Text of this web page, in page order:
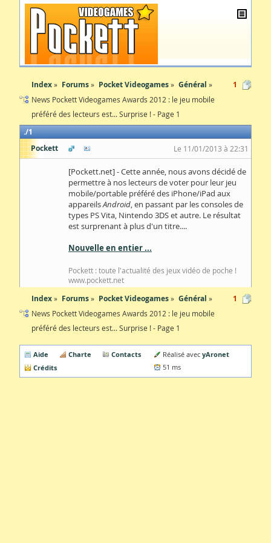
Index Forums Pocket Videogames Général
News Pockett Videogames Awards 2012 : le jeu mobile
préféré des lecteurs est... Surprise ! - Page 1
1
1
Pockett
Le 11/01/2013 à 22:31
[Pockett.net] - Cette année, nous avons décidé de
permettre à nos lecteurs de voter pour leur jeu
mobile/portable préféré des iPhone/iPad aux
appareilsAndroid, en passant par les consoles de
types PS Vita, Nintendo 3DS et autre. Le résultat
est surprenant à plus d'un titre....
Nouvelle en entier ...
Pockett : toute l'actualité des jeux vidéo de poche !
www.pockett.net
Index Forums Pocket Videogames Général
News Pockett Videogames Awards 2012 : le jeu mobile
préféré des lecteurs est... Surprise ! - Page 1
1
Aide Charte
Contacts
Crédits
Réalisé avecyAronet
51 ms